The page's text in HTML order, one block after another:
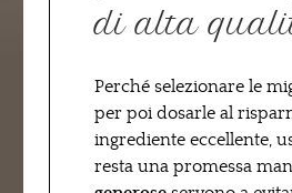
di alta
Perché selezionare le
per poi dosarle al
ingrediente eccellente,
resta una promessa